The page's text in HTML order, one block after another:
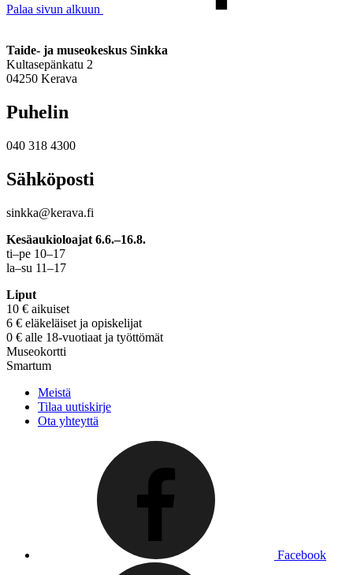
Palaa sivun alkuun
Taide- ja museokeskus Sinkka
Kultasepänkatu 2
04250 Kerava
Puhelin
040 318 4300
Sähköposti
sinkka@kerava.fi
Kesäaukioloajat 6.6.–16.8.
ti–pe 10–17
la–su 11–17
Liput
10 € aikuiset
6 € eläkeläiset ja opiskelijat
0 € alle 18-vuotiaat ja työttömät
Museokortti
Smartum
Meistä
Tilaa uutiskirje
Ota yhteyttä
Facebook